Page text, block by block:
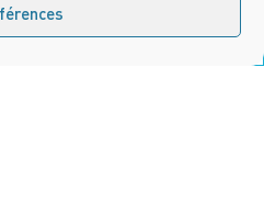
Nous contacter